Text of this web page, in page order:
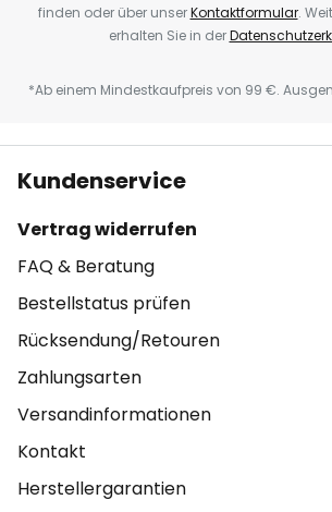
finden oder über unserKontaktformular.
erhalten Sie in der
*Ab einem Mindestkaufpreis von 99 €.
Kundenservice
Vertrag widerrufen
FAQ & Beratung
Bestellstatus prüfen
Rücksendung/Retouren
Zahlungsarten
Versandinformationen
Kontakt
Herstellergarantien